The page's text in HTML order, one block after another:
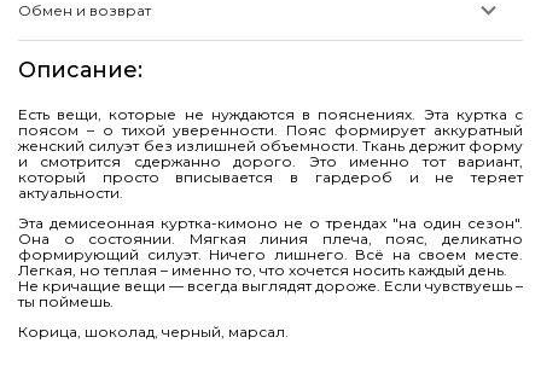
Обмен и возврат
Описание:
Есть вещи, которые не нуждаются в пояснениях. Эта куртка с
поясом – о тихой уверенности. Пояс формирует аккуратный
женский силуэт без излишней объемности. Ткань держит форму
и смотрится сдержанно дорого. Это именно тот вариант,
который просто вписывается в гардероб и не теряет
актуальности.
Эта демисеонная куртка-кимоно не о трендах "на один сезон".
Она о состоянии. Мягкая линия плеча, пояс, деликатно
формирующий силуэт. Ничего лишнего. Всё на своем месте.
Легкая, но теплая – именно то, что хочется носить каждый день.
Не кричащие вещи — всегда выглядят дороже. Если чувствуешь –
ты поймешь.
Корица, шоколад, черный, марсал.